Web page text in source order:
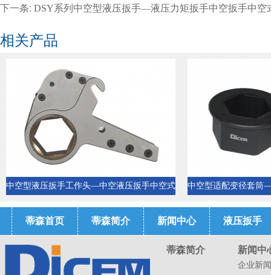
下一条: DSY系列中空型液压扳手—液压力矩扳手中空扳手中空
相关产品
中空型液压扳手工作头—中空液压扳手中空式
中空型适配变径套筒
蒂森首页 蒂森简介 新闻中心 液压扳手
蒂森简介 新闻中
企业新闻